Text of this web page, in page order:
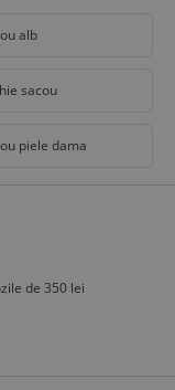
alb
sacou
piele dama
de 350 lei